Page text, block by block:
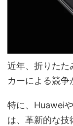
近年、折りたた
カーによる競争
特に、Huawei
は、革新的な技